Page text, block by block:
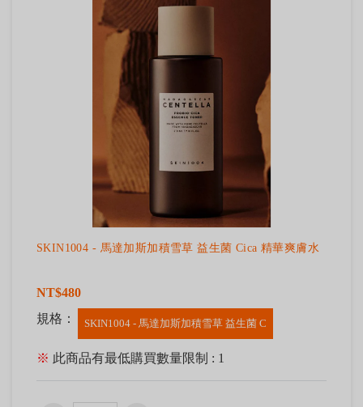
SKIN1004 - 馬達加斯加積雪草 益生菌 Cica 精華爽膚水
NT$480
規格：
SKIN1004 - 馬達加斯加積雪草 益生菌 C
※ 此商品有最低購買數量限制 : 1